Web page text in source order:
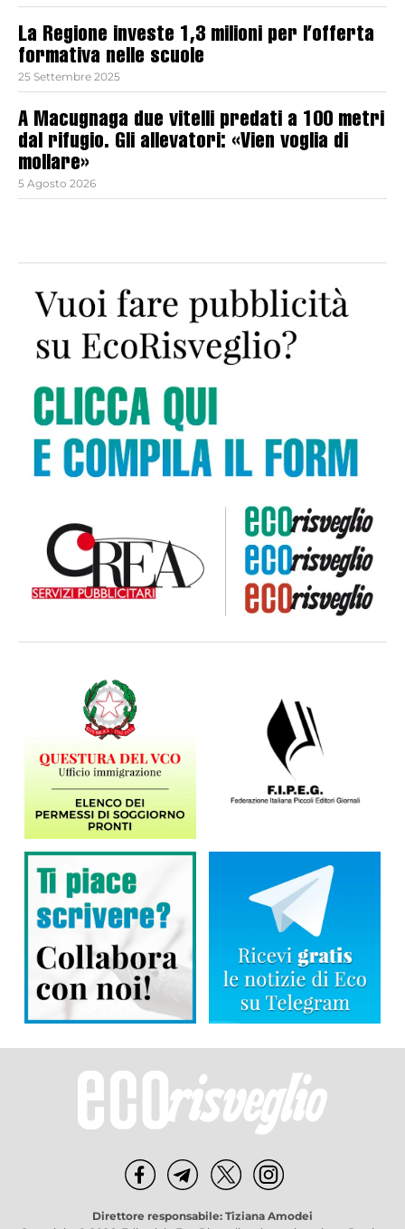
La Regione investe 1,3 milioni per l’offerta
formativa nelle scuole
25 Settembre 2025
A Macugnaga due vitelli predati a 100 metri
dal rifugio. Gli allevatori: «Vien voglia di
mollare»
5 Agosto 2026
Direttore responsabile: Tiziana Amodei